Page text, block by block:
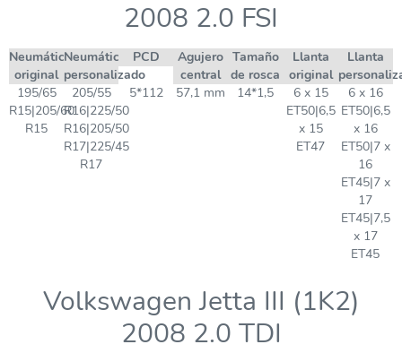
2008 2.0 FSI
Neumático
original
Neumático
personalizado
PCD
Agujero
central
Tamaño
de rosca
Llanta
original
Llanta
195/65
R15|205/60
R15
205/55
R16|225/50
R16|205/50
R17|225/45
R17
5*112 57,1 mm 14*1,5
6 x 15
ET50|6,5
x 15
ET47
6 x 16
ET50|6,5
x 16
ET50|7 x
16
ET45|7 x
17
ET45|7,5
x 17
ET45
Volkswagen Jetta III (1K2)
2008 2.0 TDI